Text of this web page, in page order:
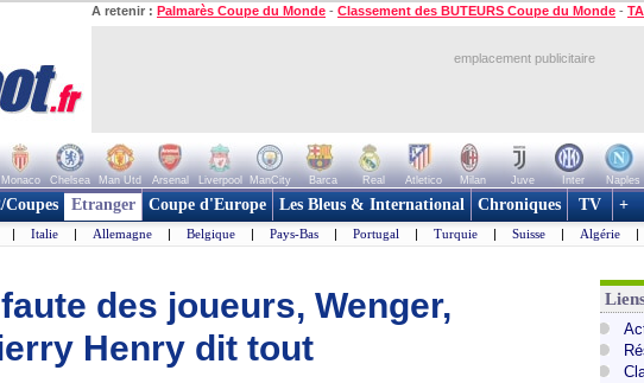
A retenir : Palmarès Coupe du Monde - Classement des BUTEURS Coupe du Monde -
emplacement publicitaire
Monaco Chelsea Man Utd Arsenal Liverpool ManCity Barca Real Atletico Milan Juve Inter Naples
Coupes Etranger Coupe d'Europe Les Bleus & International Chroniques TV +
| Italie | Allemagne | Belgique | Pays-Bas | Portugal | Turquie | Suisse | Algérie |
des joueurs, Wenger,
Henry dit tout